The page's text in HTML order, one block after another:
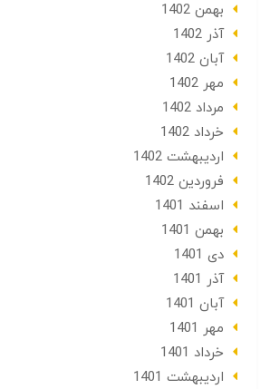
بهمن 1402
آذر 1402
آبان 1402
مهر 1402
مرداد 1402
خرداد 1402
ارديبهشت 1402
فروردین 1402
اسفند 1401
بهمن 1401
دی 1401
آذر 1401
آبان 1401
مهر 1401
خرداد 1401
ارديبهشت 1401